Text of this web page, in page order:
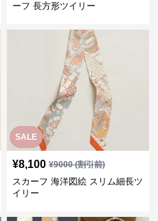
ーフ 長方形ツイリー
SALE
¥8,100 ¥9000(割引前)
スカーフ 海洋図絵 スリム細長ツ
イリー